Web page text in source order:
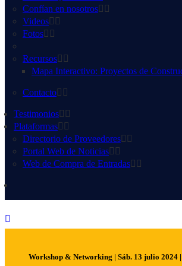
Confían en nosotros
Videos
Fotos
Recursos
Mapa Interactivo: Proyectos de
Contacto
Testimonios
Plataformas
Directorio de Proveedores
Portal Web de Noticias
Web de Compra de Entradas
Workshop & Networking | Sáb. 13 julio 2024